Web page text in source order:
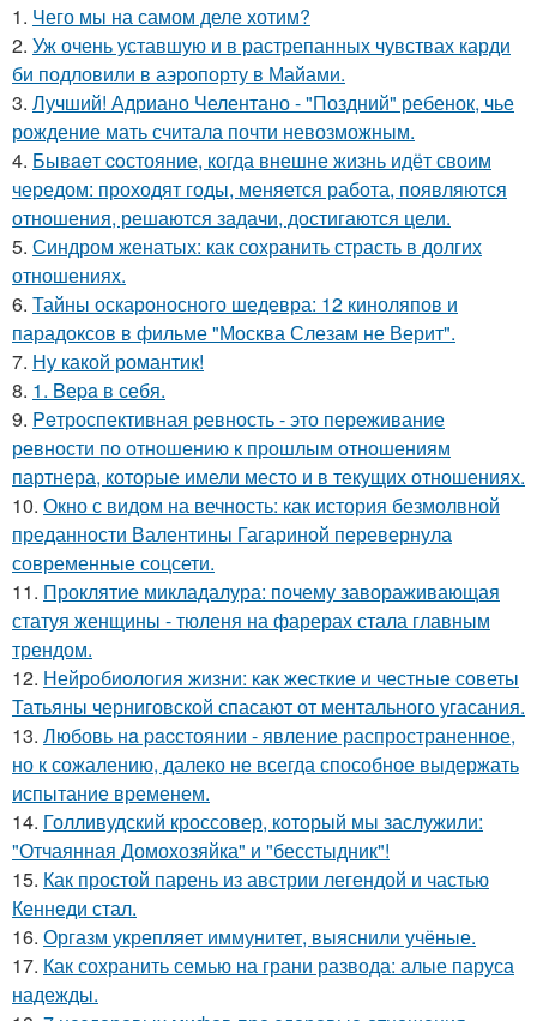
1. Чего мы на самом деле хотим?
2. Уж очень уставшую и в растрепанных чувствах карди
би подловили в аэропорту в Майами.
3. Лучший! Адриано Челентано - "Поздний" ребенок, чье
рождение мать считала почти невозможным.
4. Бывaeт coстояние, когда внешне жизнь идёт своим
чередом: проходят годы, меняется работа, появляются
отношения, решаются задачи, достигаются цели.
5. Синдром женатых: как сохранить страсть в долгих
отношениях.
6. Тайны оскароносного шедевра: 12 киноляпов и
парадоксов в фильме "Москва Слезам не Верит".
7. Ну какой романтик!
8. 1. Bеpa в себя.
9. Peтроспективная ревность - это переживание
ревности по отношению к прошлым отношениям
партнера, которые имели место и в текущих отношениях.
10. Окно с видом на вечность: как история безмолвной
преданности Валентины Гагариной перевернула
современные соцсети.
11. Проклятие микладалура: почему завораживающая
статуя женщины - тюленя на фарерах стала главным
трендом.
12. Нейробиология жизни: как жесткие и честные советы
Татьяны черниговской спасают от ментального угасания.
13. Любовь нa pacстоянии - явление распространенное,
но к сожалению, далеко не всегда способное выдержать
испытание временем.
14. Голливудский кроссовер, который мы заслужили:
"Отчаянная Домохозяйка" и "бесстыдник"!
15. Как простой парень из австрии легендой и частью
Кеннеди стал.
16. Оргазм укрепляет иммунитет, выяснили учёные.
17. Как сохранить семью на грани развода: алые паруса
надежды.